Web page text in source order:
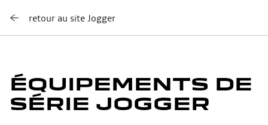
retour au site Jogger
ÉQUIPEMENTS DE
SÉRIE JOGGER